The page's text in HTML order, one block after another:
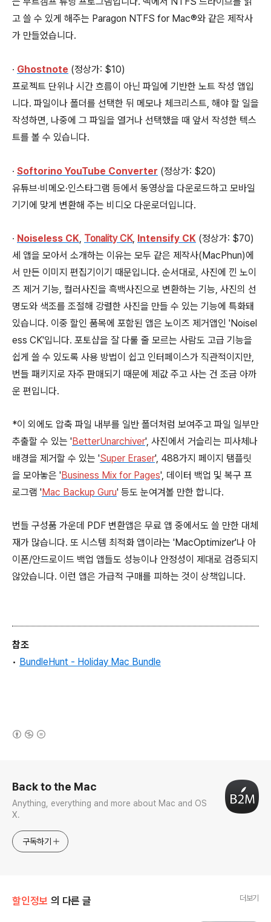
고 쓸 수 있게 해주는 Paragon NTFS for Mac®와 같은 제작사
가 만들었습니다.
∙ Ghostnote (정상가: $10)
프로젝트 단위나 시간 흐름이 아닌 파일에 기반한 노트 작성 앱입
니다. 파일이나 폴더를 선택한 뒤 메모나 체크리스트, 해야 할 일을
작성하면, 나중에 그 파일을 열거나 선택했을 때 앞서 작성한 텍스
트를 볼 수 있습니다.
∙ Softorino YouTube Converter (정상가: $20)
유튜브∙비메오∙인스타그램 등에서 동영상을 다운로드하고 모바일
기기에 맞게 변환해 주는 비디오 다운로더입니다.
∙ Noiseless CK, Tonality CK, Intensify CK (정상가: $70)
세 앱을 모아서 소개하는 이유는 모두 같은 제작사(MacPhun)에
서 만든 이미지 편집기이기 때문입니다. 순서대로, 사진에 낀 노이
즈 제거 기능, 컬러사진을 흑백사진으로 변환하는 기능, 사진의 선
명도와 색조를 조절해 강렬한 사진을 만들 수 있는 기능에 특화돼
있습니다. 이중 할인 품목에 포함된 앱은 노이즈 제거앱인 'Noisel
ess CK'입니다. 포토샵을 잘 다룰 줄 모르는 사람도 고급 기능을
쉽게 쓸 수 있도록 사용 방법이 쉽고 인터페이스가 직관적이지만,
번들 패키지로 자주 판매되기 때문에 제값 주고 사는 건 조금 아까
운 편입니다.
*이 외에도 압축 파일 내부를 일반 폴더처럼 보여주고 파일 일부만
추출할 수 있는 'BetterUnarchiver', 사진에서 거슬리는 피사체나
배경을 제거할 수 있는 'Super Eraser', 488가지 페이지 탬플릿
을 모아놓은 'Business Mix for Pages', 데이터 백업 및 복구 프
로그램 'Mac Backup Guru' 등도 눈여겨볼 만한 합니다.
번들 구성품 가운데 PDF 변환앱은 무료 앱 중에서도 쓸 만한 대체
재가 많습니다. 또 시스템 최적화 앱이라는 'MacOptimizer'나 아
이폰/안드로이드 백업 앱들도 성능이나 안정성이 제대로 검증되지
않았습니다. 이런 앱은 가급적 구매를 피하는 것이 상책입니다.
참조
• BundleHunt - Holiday Mac Bundle
Back to the Mac
Anything, everything and more about Mac and OS
X.
구독하기
할인정보 의 다른 글 더보기